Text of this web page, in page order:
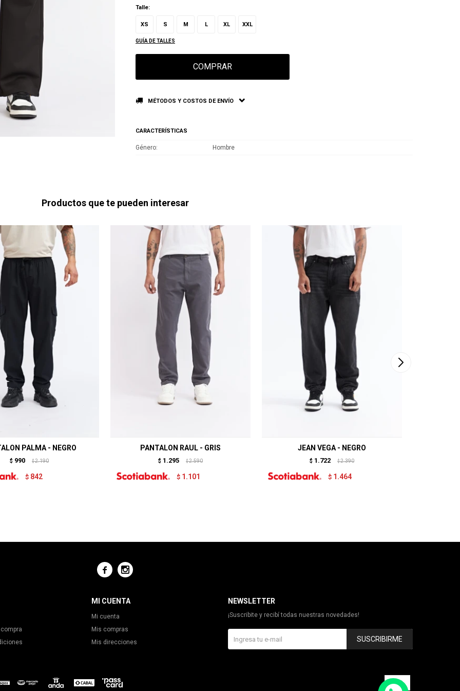
Talle:
XS S M L XL XXL
GUÍA DE TALLES
COMPRAR
MÉTODOS Y COSTOS DE ENVÍO
CARACTERÍSTICAS
Género Hombre
Productos que te pueden interesar
PALMA - NEGRO
$ 990 $ 2.190
$ 842
PANTALON RAUL - GRIS
$ 1.295 $ 2.590
$ 1.101
JEAN VEGA - NEGRO
$ 1.722 $ 2.390
$ 1.464
 
MI CUENTA
Mi cuenta
Mis compras
Mis direcciones
NEWSLETTER
¡Suscribite y recibí todas nuestras novedades!
SUSCRIBIRME